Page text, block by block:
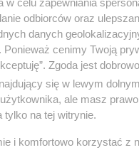
Macierewicz.
oraz "eksplozja w
w stosunku do
prezentacji
odbiorców oraz
danych
cenimy Twoją
Zgoda jest
się w lewym
ale masz
tylko na tej witrynie.
i komfortowo korzystać z